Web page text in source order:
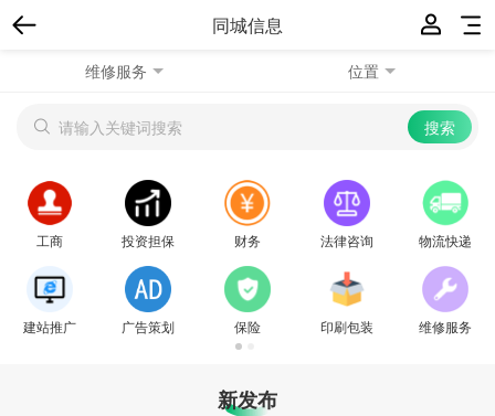
同城信息
维修服务 位置
工商 投资担保 财务 法律咨询/翻译 物流快递
建站推广 广告策划 保险 印刷包装 维修服务
新发布